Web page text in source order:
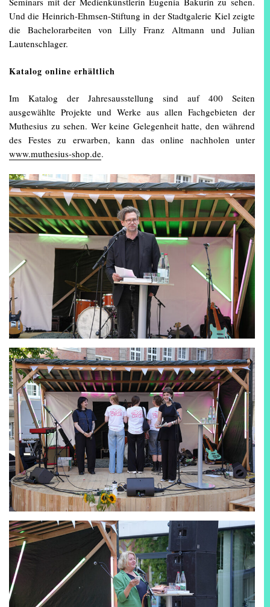
Und die Heinrich-Ehmsen-Stiftung in der Stadtgalerie Kiel zeigte
die Bachelorarbeiten von Lilly Franz Altmann und Julian
Lautenschlager.
Katalog online erhältlich
Im Katalog der Jahresausstellung sind auf 400 Seiten
ausgewählte Projekte und Werke aus allen Fachgebieten der
Muthesius zu sehen. Wer keine Gelegenheit hatte, den während
des Festes zu erwarben, kann das online nachholen unter
www.muthesius-shop.de.